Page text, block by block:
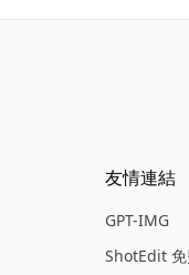
友情連結
GPT-IMG
ShotEdit